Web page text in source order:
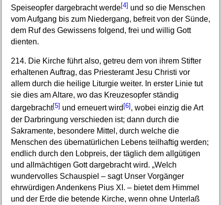
Speiseopfer dargebracht werde[4] und so die Menschen
vom Aufgang bis zum Niedergang, befreit von der Sünde,
dem Ruf des Gewissens folgend, frei und willig Gott
dienten.
214. Die Kirche führt also, getreu dem von ihrem Stifter
erhaltenen Auftrag, das Priesteramt Jesu Christi vor
allem durch die heilige Liturgie weiter. In erster Linie tut
sie dies am Altare, wo das Kreuzesopfer ständig
dargebracht[5] und erneuert wird [6], wobei einzig die Art
der Darbringung verschieden ist; dann durch die
Sakramente, besondere Mittel, durch welche die
Menschen des übernatürlichen Lebens teilhaftig werden;
endlich durch den Lobpreis, der täglich dem allgütigen
und allmächtigen Gott dargebracht wird. „Welch
wundervolles Schauspiel – sagt Unser Vorgänger
ehrwürdigen Andenkens Pius XI. – bietet dem Himmel
und der Erde die betende Kirche, wenn ohne Unterlaß